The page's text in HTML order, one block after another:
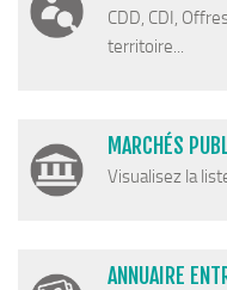
SPANC
CDD, CDI,
territoire...
MARCHÉS
Visualisez la
ANNUAIRE